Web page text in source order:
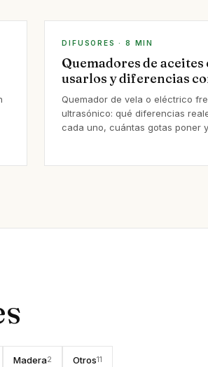
DIFUSORES · 8 MIN
Quemadores de
usarlos y diferencias
Quemador de vela o eléctrico
ultrasónico: qué diferencias
cada uno, cuántas gotas poner
Madera2 Otros11